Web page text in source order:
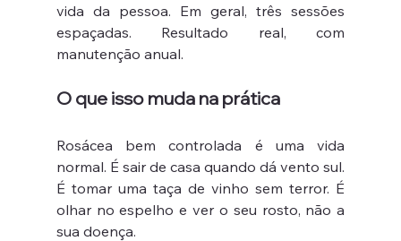
vida da pessoa. Em geral, três sessões
espaçadas. Resultado real, com
manutenção anual.
O que isso muda na prática
Rosácea bem controlada é uma vida
normal. É sair de casa quando dá vento sul.
É tomar uma taça de vinho sem terror. É
olhar no espelho e ver o seu rosto, não a
sua doença.